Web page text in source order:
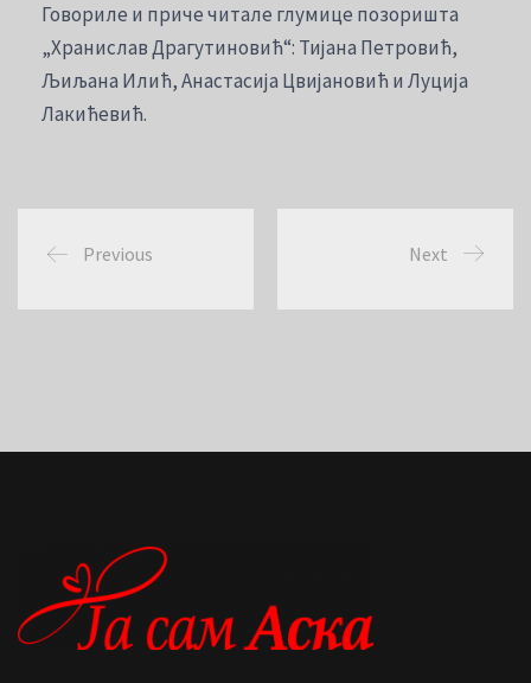
Говориле и приче читале глумице позоришта
„Хранислав Драгутиновић“: Тијана Петровић,
Љиљана Илић, Анастасија Цвијановић и Луција
Лакићевић.
Previous Next